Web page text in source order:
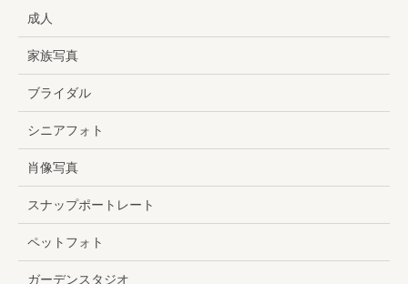
成人
家族写真
ブライダル
シニアフォト
肖像写真
スナップポートレート
ペットフォト
ガーデンスタジオ